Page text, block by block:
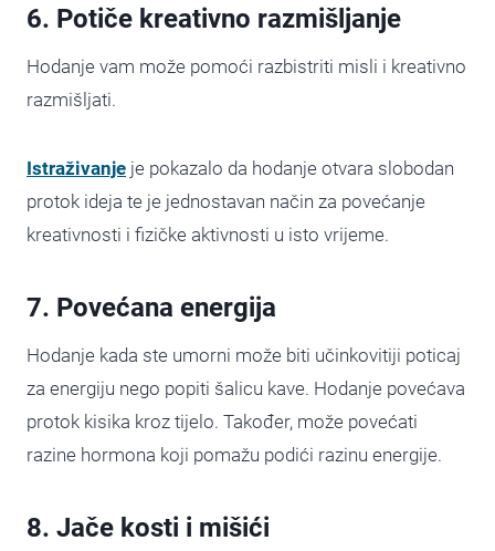
6. Potiče kreativno razmišljanje
Hodanje vam može pomoći razbistriti misli i kreativno
razmišljati.
Istraživanje je pokazalo da hodanje otvara slobodan
protok ideja te je jednostavan način za povećanje
kreativnosti i fizičke aktivnosti u isto vrijeme.
7. Povećana energija
Hodanje kada ste umorni može biti učinkovitiji poticaj
za energiju nego popiti šalicu kave. Hodanje povećava
protok kisika kroz tijelo. Također, može povećati
razine hormona koji pomažu podići razinu energije.
8. Jače kosti i mišići